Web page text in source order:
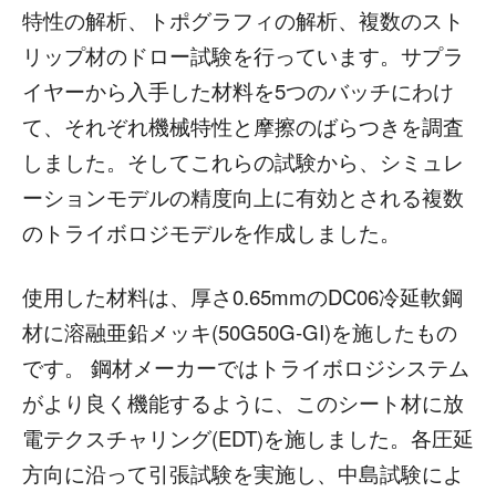
特性の解析、トポグラフィの解析、複数のスト
リップ材のドロー試験を行っています。サプラ
イヤーから入手した材料を5つのバッチにわけ
て、それぞれ機械特性と摩擦のばらつきを調査
しました。そしてこれらの試験から、シミュレ
ーションモデルの精度向上に有効とされる複数
のトライボロジモデルを作成しました。
使用した材料は、厚さ0.65mmのDC06冷延軟鋼
材に溶融亜鉛メッキ(50G50G-GI)を施したもの
です。 鋼材メーカーではトライボロジシステム
がより良く機能するように、このシート材に放
電テクスチャリング(EDT)を施しました。各圧延
方向に沿って引張試験を実施し、中島試験によ